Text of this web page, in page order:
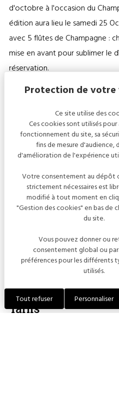
d'octobre à l'occasion du
édition aura lieu le samedi 25
avec 5 flûtes de Champagne :
mise en avant pour sublimer le
réservation.
Vidéos
Tarifs
Ce site utilise des
Ces cookies sont utilisés pour
fonctionnement du site, sa
fins de mesure d'audience,
d'amélioration de l'expérience
Votre consentement au dépôt
strictement nécessaires est
modifié à tout moment en
"Gestion des cookies" en bas de
du site.
Vous pouvez donner ou
consentement global ou
préférences pour les différents
utilisés.
Tout refuser Personnaliser